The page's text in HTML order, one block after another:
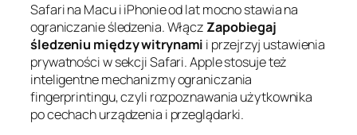
Safari na Macu i iPhonie od lat mocno stawia na
ograniczanie śledzenia. Włącz Zapobiegaj
śledzeniu między witrynami i przejrzyj ustawienia
prywatności w sekcji Safari. Apple stosuje też
inteligentne mechanizmy ograniczania
fingerprintingu, czyli rozpoznawania użytkownika
po cechach urządzenia i przeglądarki.